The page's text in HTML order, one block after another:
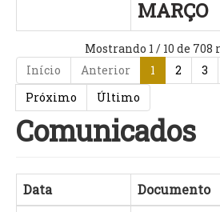
MARÇO
Mostrando 1 / 10 de 708
Início
Anterior 1 2 3
Próximo
Último
Comunicados
Data Documento